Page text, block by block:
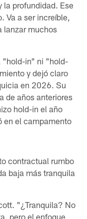
la profundidad. Ese
Va a ser increíble,
lanzar muchos
"hold-in" ni "hold-
y dejó claro
en 2026. Su
de años anteriores
hold-in el año
en el campamento
contractual rumbo
baja más tranquila
"¿Tranquila? No
pero el enfoque